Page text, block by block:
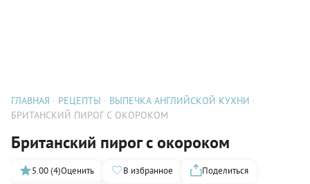
ГЛАВНАЯ РЕЦЕПТЫ
ВЫПЕЧКА АНГЛИЙСКОЙ КУХНИ
БРИТАНСКИЙ ПИРОГ С ОКОРОКОМ
Британский пирог с окороком
5.00 (4)Оценить В избранное
Поделиться